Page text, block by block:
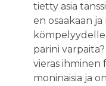
tietty asia
en osaakaan
parini
vieras ihminen
moninaisia ja